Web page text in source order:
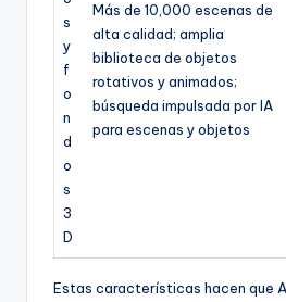
s
y
f
o
n
d
o
s
3
D
Más de 10,000 escenas de
alta calidad; amplia
biblioteca de objetos
rotativos y animados;
búsqueda impulsada por IA
para escenas y objetos
Estas características hacen que